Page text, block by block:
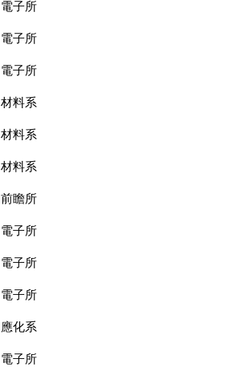
電子所
電子所
電子所
材料系
材料系
材料系
前瞻所
電子所
電子所
電子所
應化系
電子所